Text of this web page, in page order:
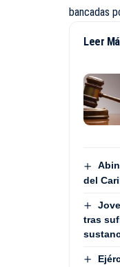
bancadas
Leer
del
tras